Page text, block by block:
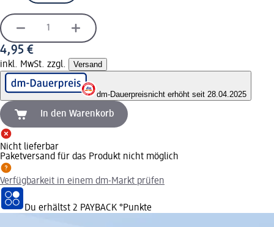
4,95 €
inkl. MwSt. zzgl. Versand
dm-Dauerpreisnicht erhöht seit 28.04.2025
In den Warenkorb
Nicht lieferbar
Paketversand für das Produkt nicht möglich
Verfügbarkeit in einem dm-Markt prüfen
Du erhältst 2 PAYBACK °Punkte